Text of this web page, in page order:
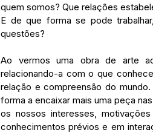
quem somos? Que relações
E de que forma se pode
questões?
Ao vermos uma obra de arte
relacionando-a com o que
relação e compreensão do
forma a encaixar mais uma peça
os nossos interesses,
conhecimentos prévios e em